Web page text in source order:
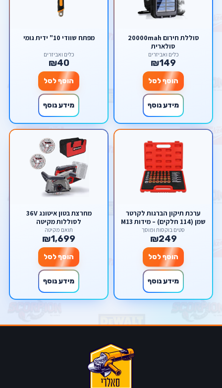
סוללת חירום 20000mah
סולארית
כלים ואביזרים
₪149
הוסף לסל
מידע נוסף
מפתח שוודי 10" ידית גומי
כלים ואביזרים
₪40
הוסף לסל
מידע נוסף
ערכת תיקון הברגות לקרטר
שמן (114 חלקים) – מידות M13
סטים בוקסות ומוסך
₪249
הוסף לסל
מידע נוסף
מחרצת בטון איטונג 36V
לסוללות מקיטה
תואם מקיטה
₪1,699
הוסף לסל
מידע נוסף